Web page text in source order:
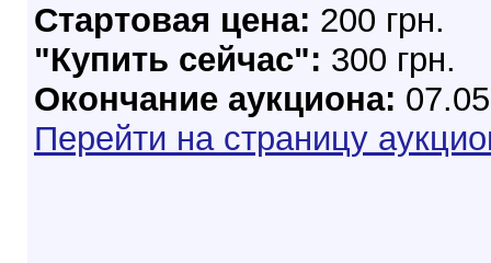
Стартовая цена: 200 грн.
"Купить сейчас": 300 грн.
Окончание аукциона:
Перейти на страницу